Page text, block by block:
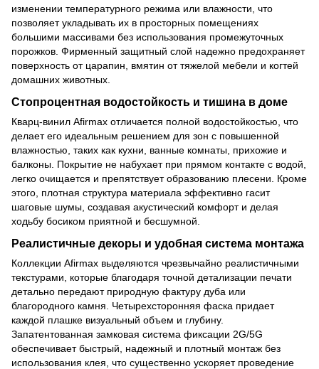
изменении температурного режима или влажности, что
позволяет укладывать их в просторных помещениях
большими массивами без использования промежуточных
порожков. Фирменный защитный слой надежно предохраняет
поверхность от царапин, вмятин от тяжелой мебели и когтей
домашних животных.
Стопроцентная водостойкость и тишина в доме
Кварц-винил Afirmax отличается полной водостойкостью, что
делает его идеальным решением для зон с повышенной
влажностью, таких как кухни, ванные комнаты, прихожие и
балконы. Покрытие не набухает при прямом контакте с водой,
легко очищается и препятствует образованию плесени. Кроме
этого, плотная структура материала эффективно гасит
шаговые шумы, создавая акустический комфорт и делая
ходьбу босиком приятной и бесшумной.
Реалистичные декоры и удобная система монтажа
Коллекции Afirmax выделяются чрезвычайно реалистичными
текстурами, которые благодаря точной детализации печати
детально передают природную фактуру дуба или
благородного камня. Четырехсторонняя фаска придает
каждой плашке визуальный объем и глубину.
Запатентованная замковая система фиксации 2G/5G
обеспечивает быстрый, надежный и плотный монтаж без
использования клея, что существенно ускоряет проведение